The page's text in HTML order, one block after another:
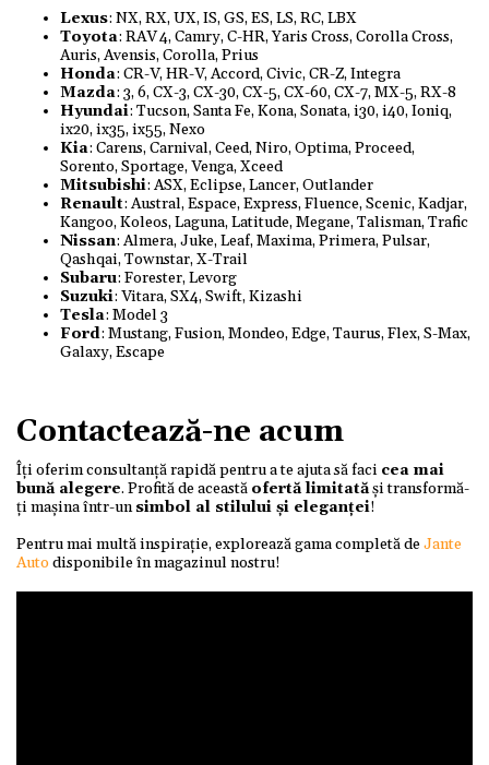
Lexus: NX, RX, UX, IS, GS, ES, LS, RC, LBX
Toyota: RAV 4, Camry, C-HR, Yaris Cross, Corolla Cross,
Auris, Avensis, Corolla, Prius
Honda: CR-V, HR-V, Accord, Civic, CR-Z, Integra
Mazda: 3, 6, CX-3, CX-30, CX-5, CX-60, CX-7, MX-5, RX-8
Hyundai: Tucson, Santa Fe, Kona, Sonata, i30, i40, Ioniq,
ix20, ix35, ix55, Nexo
Kia: Carens, Carnival, Ceed, Niro, Optima, Proceed,
Sorento, Sportage, Venga, Xceed
Mitsubishi: ASX, Eclipse, Lancer, Outlander
Renault: Austral, Espace, Express, Fluence, Scenic, Kadjar,
Kangoo, Koleos, Laguna, Latitude, Megane, Talisman, Trafic
Nissan: Almera, Juke, Leaf, Maxima, Primera, Pulsar,
Qashqai, Townstar, X-Trail
Subaru: Forester, Levorg
Suzuki: Vitara, SX4, Swift, Kizashi
Tesla: Model 3
Ford: Mustang, Fusion, Mondeo, Edge, Taurus, Flex, S-Max,
Galaxy, Escape
Contactează-ne acum
Îți oferim consultanță rapidă pentru a te ajuta să faci cea mai
bună alegere. Profită de această ofertă limitatăși transformă-
ți mașina într-unsimbol al stilului și eleganței!
Pentru mai multă inspirație, explorează gama completă deJante
Autodisponibile în magazinul nostru!